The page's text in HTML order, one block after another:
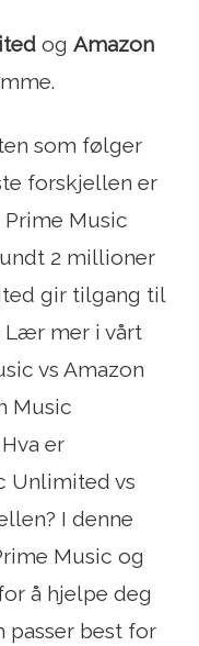
og Amazon
som følger
forskjellen er
Music
2 millioner
gir tilgang til
Lær mer i vårt
vs Amazon
Music
er
Unlimited vs
I denne
Music og
å hjelpe deg
passer best for